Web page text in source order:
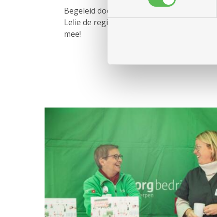
Begeleid door zijn muzikanten met viool
Lelie de registers open met een vrolijk
mee!